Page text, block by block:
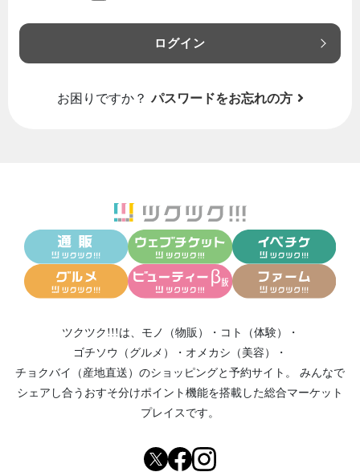
ログイン
お困りですか？ パスワードをお忘れの方
ツクツク!!!は、 モノ（物販） ・ コト（体験）
・
ゴチソウ（グルメ）
・ オメカシ（美容）
・
チョクバイ（産地直送） のショッピングと予約サイト。
みんなで
シェアし合う おすそ分けポイント機能を搭載した総合マーケット
プレイスです。